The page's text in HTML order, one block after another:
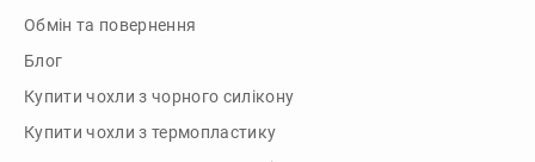
Обмін та повернення
Блог
Купити чохли з чорного силікону
Купити чохли з термопластику